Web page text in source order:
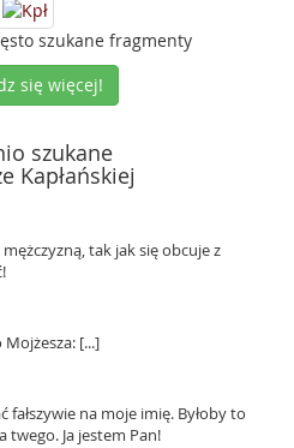
szukane fragmenty
się więcej!
szukane
Kapłańskiej
tak jak się obcuje z
[...]
fałszywie na moje imię. Byłoby to
twego. Ja jestem Pan!